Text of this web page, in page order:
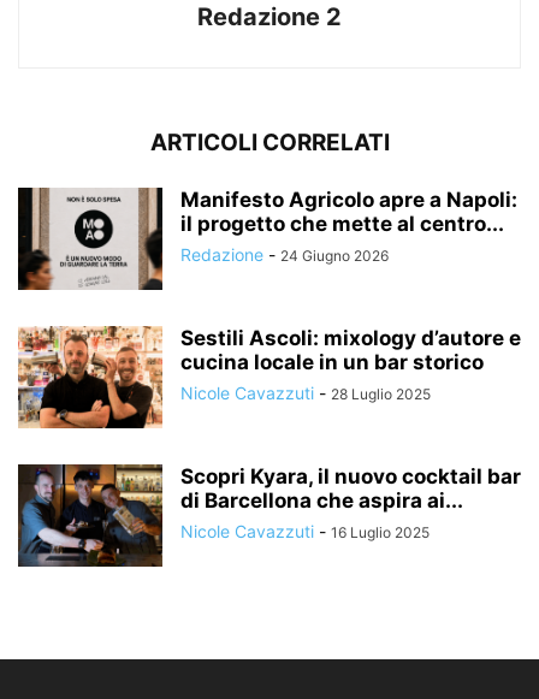
Redazione 2
ARTICOLI CORRELATI
Manifesto Agricolo apre a Napoli:
il progetto che mette al centro...
Redazione - 24 Giugno 2026
Sestili Ascoli: mixology d’autore e
cucina locale in un bar storico
Nicole Cavazzuti - 28 Luglio 2025
Scopri Kyara, il nuovo cocktail bar
di Barcellona che aspira ai...
Nicole Cavazzuti - 16 Luglio 2025